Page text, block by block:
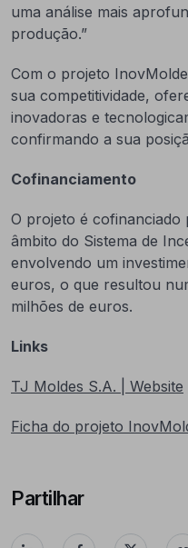
uma análise mais
produção.”
Com o projeto
sua competitividade,
inovadoras e
confirmando a sua
Cofinanciamento
O projeto é cofinanciado
âmbito do Sistema de
envolvendo um
euros, o que resultou
milhões de euros.
Links
TJ Moldes S.A. | Website
Ficha do projeto
Partilhar